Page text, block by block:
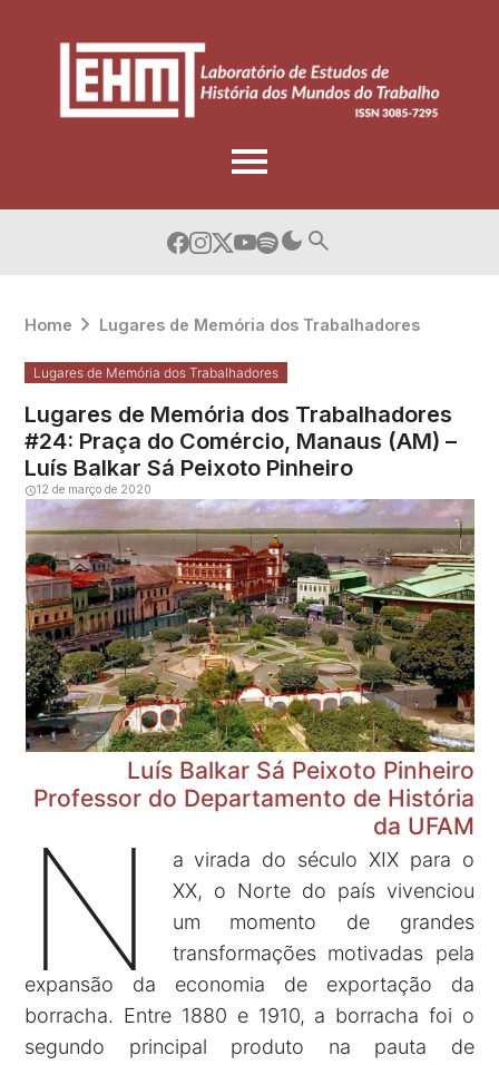
Home Lugares de Memória dos Trabalhadores
Lugares de Memória dos Trabalhadores
Lugares de Memória dos Trabalhadores
#24: Praça do Comércio, Manaus (AM) –
Luís Balkar Sá Peixoto Pinheiro
12 de março de 2020
Luís Balkar Sá Peixoto Pinheiro
Professor do Departamento de História
da UFAM
N
a virada do século XIX para o
XX, o Norte do país vivenciou
um momento de grandes
transformações motivadas pela
expansão da economia de exportação da
borracha. Entre 1880 e 1910, a borracha foi o
segundo principal produto na pauta de